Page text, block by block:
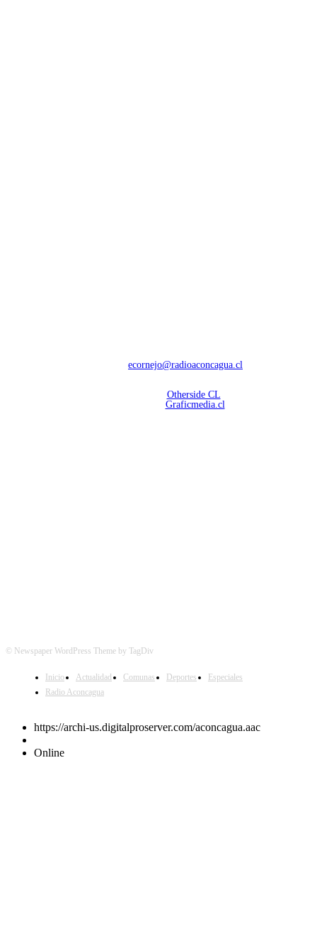
ecornejo@radioaconcagua.cl
Otherside CL
Graficmedia.cl
© Newspaper WordPress Theme by TagDiv
Inicio Actualidad Comunas Deportes
Especiales
Radio Aconcagua
https://archi-us.digitalproserver.com/aconcagua.aac
Online